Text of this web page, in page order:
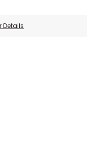
Details